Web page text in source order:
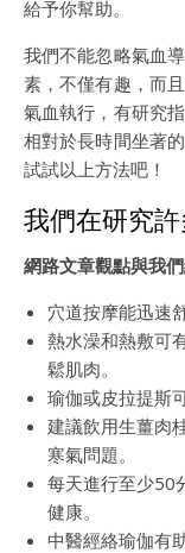
給予你幫助。
我們不能忽略氣血
素，不僅有趣，而
氣血執行，有研究
相對於長時間坐著
試試以上方法吧！
我們在研究
網路文章觀點與我
穴道按摩能迅速
熱水澡和熱敷可
鬆肌肉。
瑜伽或皮拉提斯
建議飲用生薑肉
寒氣問題。
每天進行至少50
健康。
中醫經絡瑜伽有